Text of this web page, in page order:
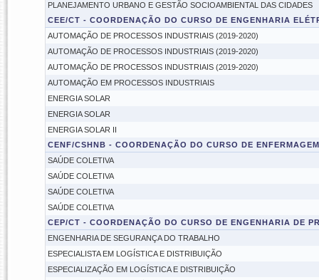
PLANEJAMENTO URBANO E GESTÃO SOCIOAMBIENTAL DAS CIDADES
CEE/CT - COORDENAÇÃO DO CURSO DE ENGENHARIA
AUTOMAÇÃO DE PROCESSOS INDUSTRIAIS (2019-2020)
AUTOMAÇÃO DE PROCESSOS INDUSTRIAIS (2019-2020)
AUTOMAÇÃO DE PROCESSOS INDUSTRIAIS (2019-2020)
AUTOMAÇÃO EM PROCESSOS INDUSTRIAIS
ENERGIA SOLAR
ENERGIA SOLAR
ENERGIA SOLAR II
CENF/CSHNB - COORDENAÇÃO DO CURSO DE
SAÚDE COLETIVA
SAÚDE COLETIVA
SAÚDE COLETIVA
SAÚDE COLETIVA
CEP/CT - COORDENAÇÃO DO CURSO DE ENGENHARIA DE
ENGENHARIA DE SEGURANÇA DO TRABALHO
ESPECIALISTA EM LOGÍSTICA E DISTRIBUIÇÃO
ESPECIALIZAÇÃO EM LOGÍSTICA E DISTRIBUIÇÃO